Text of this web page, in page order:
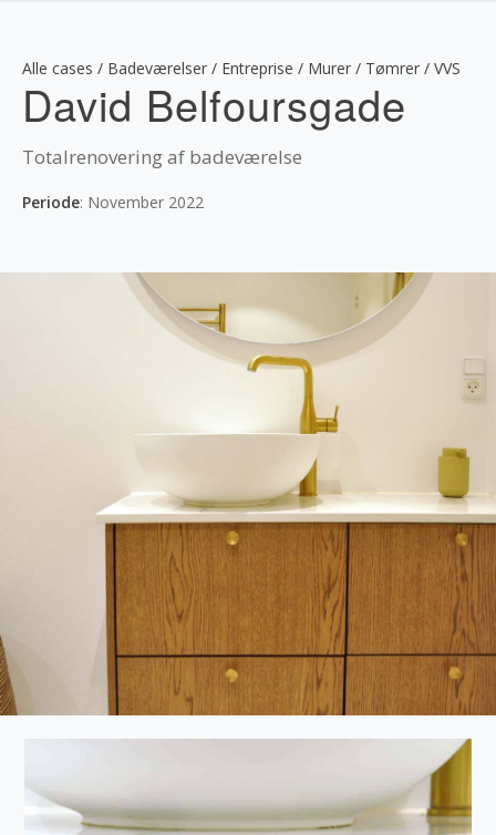
Alle cases / Badeværelser / Entreprise / Murer / Tømrer / VVS
David Belfours­gade
Totalrenovering af badeværelse
Periode: November 2022